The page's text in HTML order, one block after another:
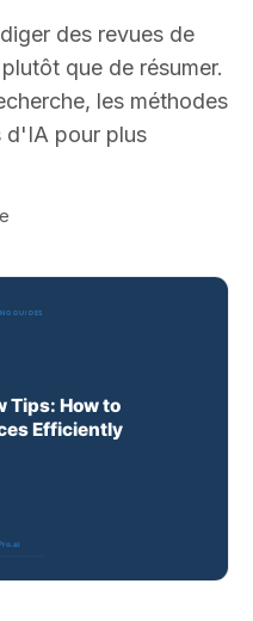
des revues de
que de résumer.
les méthodes
d'IA pour plus